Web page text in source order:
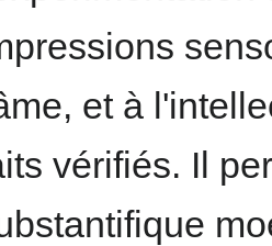
et à
vérifiés. Il